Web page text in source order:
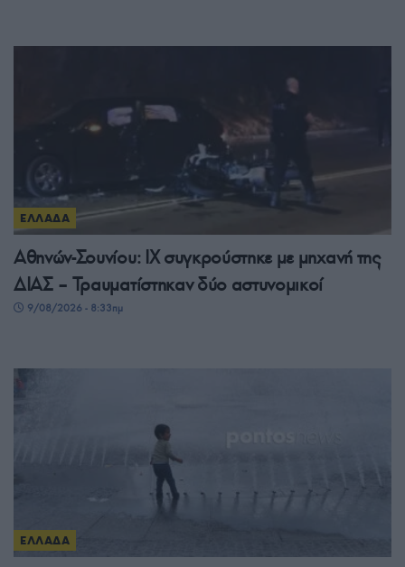
ΕΛΛΑΔΑ
Αθηνών-Σουνίου: ΙΧ συγκρούστηκε με μηχανή της
ΔΙΑΣ – Τραυματίστηκαν δύο αστυνομικοί
9/08/2026 - 8:33πμ
ΕΛΛΑΔΑ